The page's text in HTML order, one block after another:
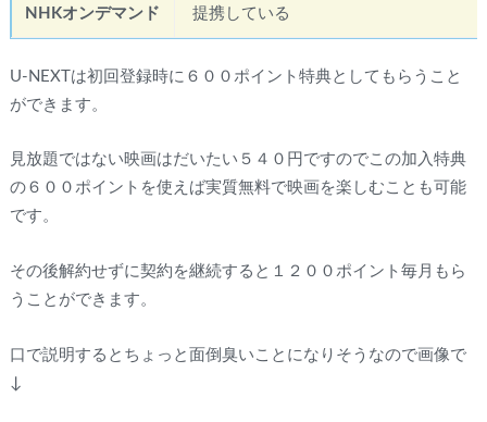
NHKオンデマンド 提携している
U-NEXTは初回登録時に６００ポイント特典としてもらうこと
ができます。
見放題ではない映画はだいたい５４０円ですのでこの加入特典
の６００ポイントを使えば実質無料で映画を楽しむことも可能
です。
その後解約せずに契約を継続すると１２００ポイント毎月もら
うことができます。
口で説明するとちょっと面倒臭いことになりそうなので画像で
↓